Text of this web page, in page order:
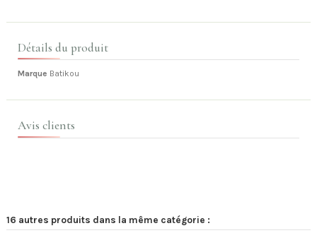
Détails du produit
Marque Batikou
Avis clients
16 autres produits dans la même catégorie :